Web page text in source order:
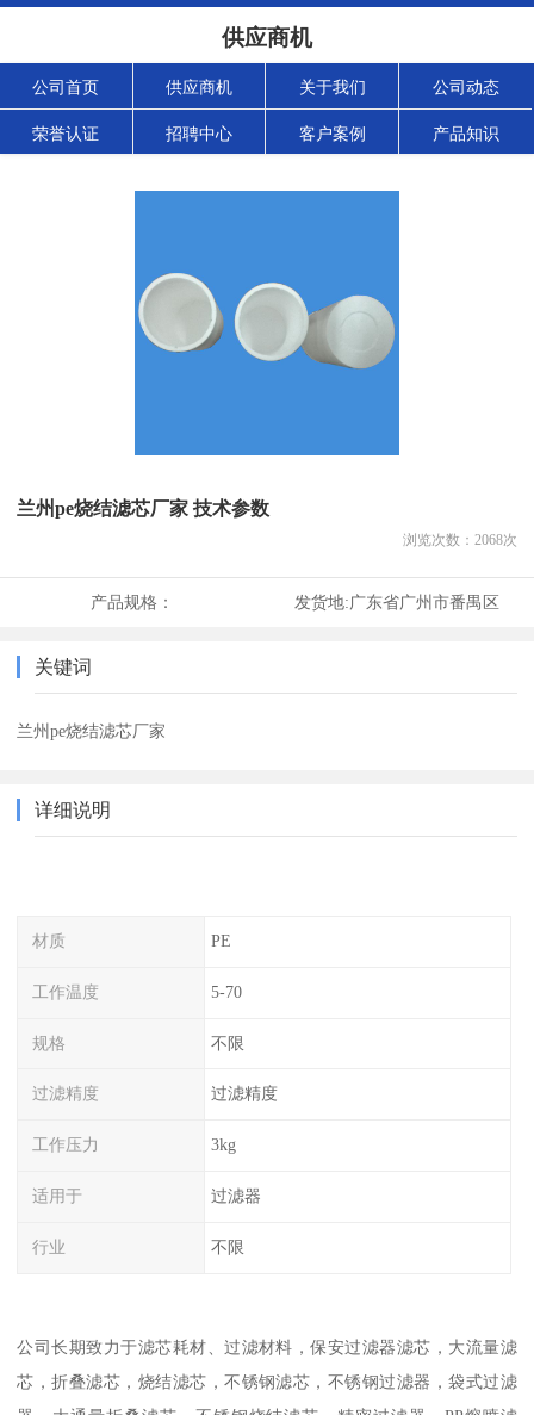
供应商机
公司首页 供应商机 关于我们 公司动态
荣誉认证 招聘中心 客户案例 产品知识
兰州pe烧结滤芯厂家 技术参数
浏览次数： 2068次
产品规格： 发货地:广东省广州市番禺区
关键词
兰州pe烧结滤芯厂家
详细说明
材质 PE
工作温度 5-70
规格 不限
过滤精度 过滤精度
工作压力 3kg
适用于 过滤器
行业 不限
公司长期致力于滤芯耗材、过滤材料，保安过滤器滤芯，大流量滤
芯，折叠滤芯，烧结滤芯，不锈钢滤芯，不锈钢过滤器，袋式过滤